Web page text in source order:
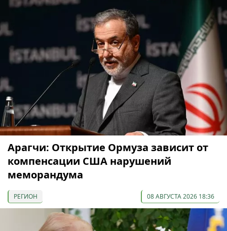
Арагчи: Открытие Ормуза зависит от
компенсации США нарушений
меморандума
РЕГИОН 08 АВГУСТА 2026 18:36